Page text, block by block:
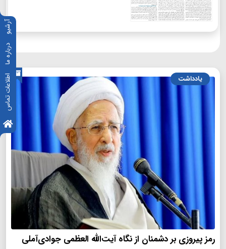
آرشیو
درباره ما
اطلاعات تماس یادداشت
رمز پیروزی بر دشمنان از نگاه آیت‌الله العظمی جوادی‌آملی